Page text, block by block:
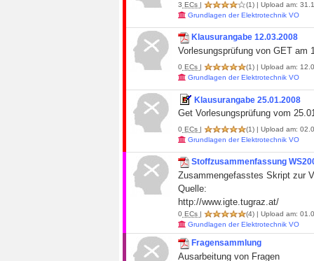
3 ECs | (1) | Upload am:
Grundlagen der Elektrotechnik VO
Klausurangabe 12.03.2008
Vorlesungsprüfung von GET am
0 ECs | (1) | Upload am:
Grundlagen der Elektrotechnik VO
Klausurangabe 25.01.2008
Get Vorlesungsprüfung vom
0 ECs | (1) | Upload am:
Grundlagen der Elektrotechnik VO
Stoffzusammenfassung
Zusammengefasstes Skript zur
Quelle:
http://www.igte.tugraz.at/
0 ECs | (4) | Upload am:
Grundlagen der Elektrotechnik VO
Fragensammlung
Ausarbeitung von Fragen